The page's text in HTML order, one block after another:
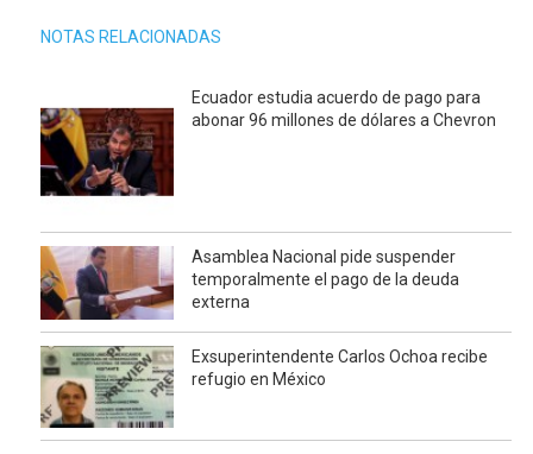
NOTAS RELACIONADAS
Ecuador estudia acuerdo de pago para
abonar 96 millones de dólares a Chevron
Asamblea Nacional pide suspender
temporalmente el pago de la deuda
externa
Exsuperintendente Carlos Ochoa recibe
refugio en México